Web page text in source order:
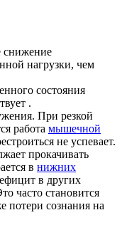
снижение
нагрузки, чем
состояния
.
При резкой
работа мышечной
не успевает.
прокачивать
в нижних
в других
часто становится
потери сознания на